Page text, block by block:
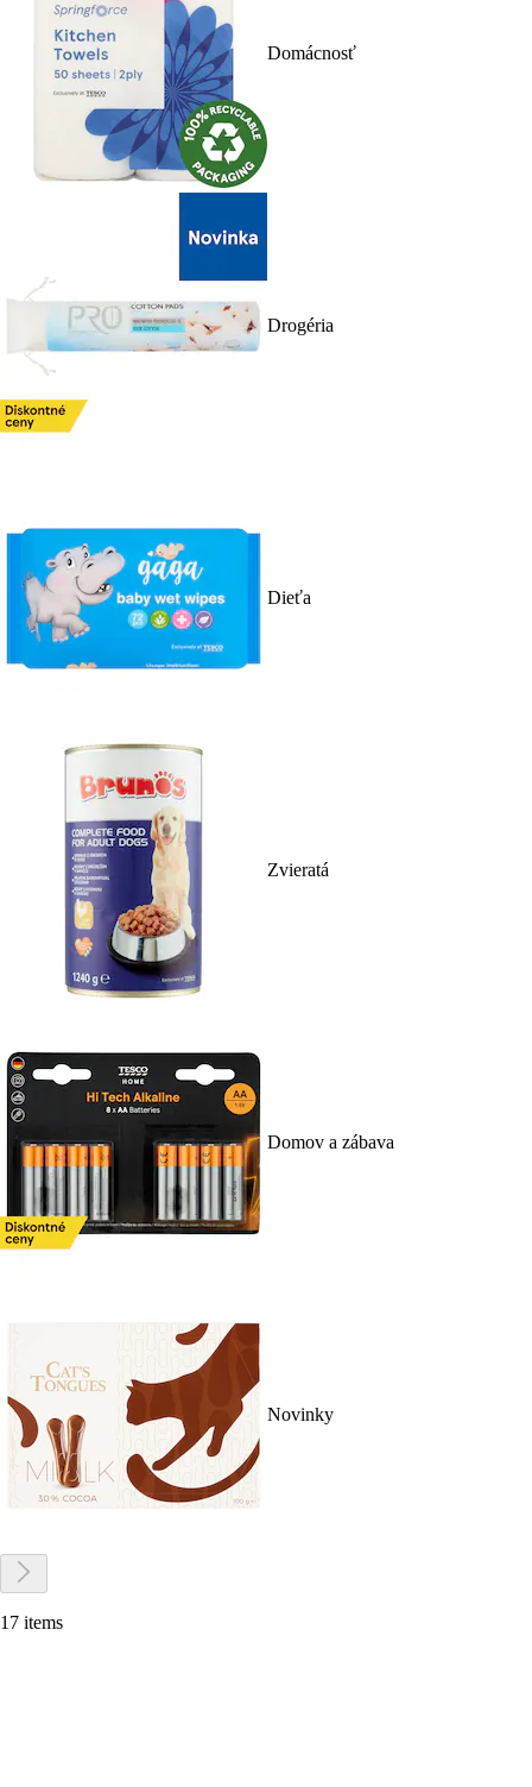
Domácnosť
Drogéria
Dieťa
Zvieratá
Domov a zábava
Novinky
17 items